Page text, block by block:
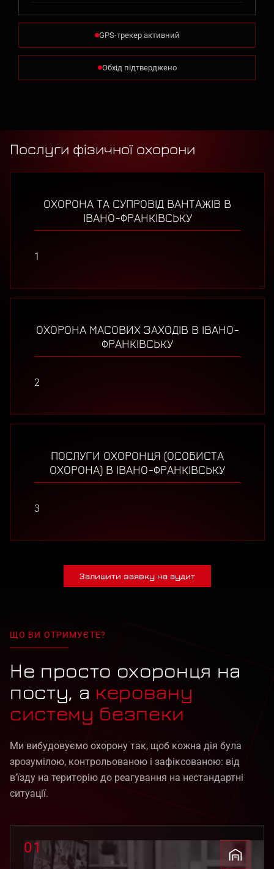
GPS-трекер активний
Обхід підтверджено
Послуги фізичної охорони
ОХОРОНА ТА СУПРОВІД ВАНТАЖІВ В
ІВАНО-ФРАНКІВСЬКУ
1
ОХОРОНА МАСОВИХ ЗАХОДІВ В ІВАНО-
ФРАНКІВСЬКУ
2
ПОСЛУГИ ОХОРОНЦЯ (ОСОБИСТА
ОХОРОНА) В ІВАНО-ФРАНКІВСЬКУ
3
Залишити заявку на аудит
ЩО ВИ ОТРИМУЄТЕ?
Не просто охоронця на
посту, а керовану
систему безпеки
Ми вибудовуємо охорону так, щоб кожна дія була
зрозумілою, контрольованою і зафіксованою: від
в’їзду на територію до реагування на нестандартні
ситуації.
01